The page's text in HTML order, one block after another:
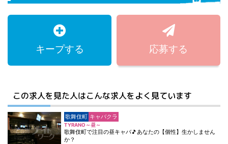
キープする 応募する
この求人を見た人はこんな求人をよく見ています
歌舞伎町 キャバクラ
TYRANO～昼～
歌舞伎町で注目の昼キャバ🎵あなたの【個性】生かしません
か？